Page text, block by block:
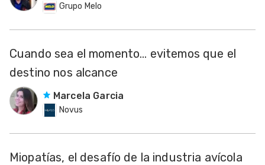
Grupo Melo
Cuando sea el momento... evitemos que el
destino nos alcance
Marcela Garcia
Novus
Miopatías, el desafío de la industria avícola